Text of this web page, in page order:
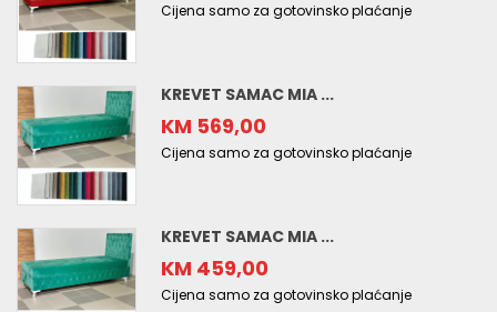
Cijena samo za gotovinsko plaćanje
KREVET SAMAC MIA ...
KM 569,00
Cijena samo za gotovinsko plaćanje
KREVET SAMAC MIA ...
KM 459,00
Cijena samo za gotovinsko plaćanje